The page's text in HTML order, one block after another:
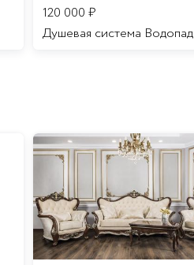
120 000 ₽
Душевая система Водопад